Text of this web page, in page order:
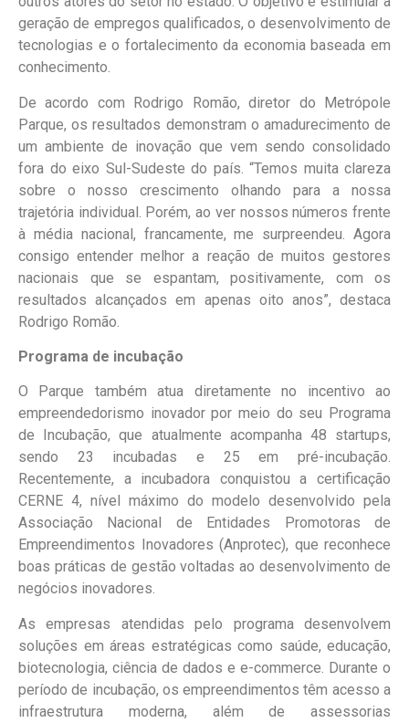
geração de empregos qualificados, o desenvolvimento de
tecnologias e o fortalecimento da economia baseada em
conhecimento.
De acordo com Rodrigo Romão, diretor do Metrópole
Parque, os resultados demonstram o amadurecimento de
um ambiente de inovação que vem sendo consolidado
fora do eixo Sul-Sudeste do país. “Temos muita clareza
sobre o nosso crescimento olhando para a nossa
trajetória individual. Porém, ao ver nossos números frente
à média nacional, francamente, me surpreendeu. Agora
consigo entender melhor a reação de muitos gestores
nacionais que se espantam, positivamente, com os
resultados alcançados em apenas oito anos”, destaca
Rodrigo Romão.
Programa de incubação
O Parque também atua diretamente no incentivo ao
empreendedorismo inovador por meio do seu Programa
de Incubação, que atualmente acompanha 48 startups,
sendo 23 incubadas e 25 em pré-incubação.
Recentemente, a incubadora conquistou a certificação
CERNE 4, nível máximo do modelo desenvolvido pela
Associação Nacional de Entidades Promotoras de
Empreendimentos Inovadores (Anprotec), que reconhece
boas práticas de gestão voltadas ao desenvolvimento de
negócios inovadores.
As empresas atendidas pelo programa desenvolvem
soluções em áreas estratégicas como saúde, educação,
biotecnologia, ciência de dados e e-commerce. Durante o
período de incubação, os empreendimentos têm acesso a
infraestrutura moderna, além de assessorias